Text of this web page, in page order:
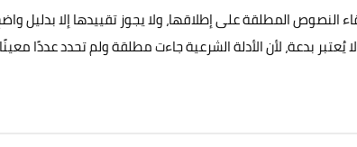
النصوص المطلقة على إطلاقها، ولا يجوز تقييدها إلا بدليل
يُعتبر بدعة، لأن الأدلة الشرعية جاءت مطلقة ولم تحدد عددًا معينًا